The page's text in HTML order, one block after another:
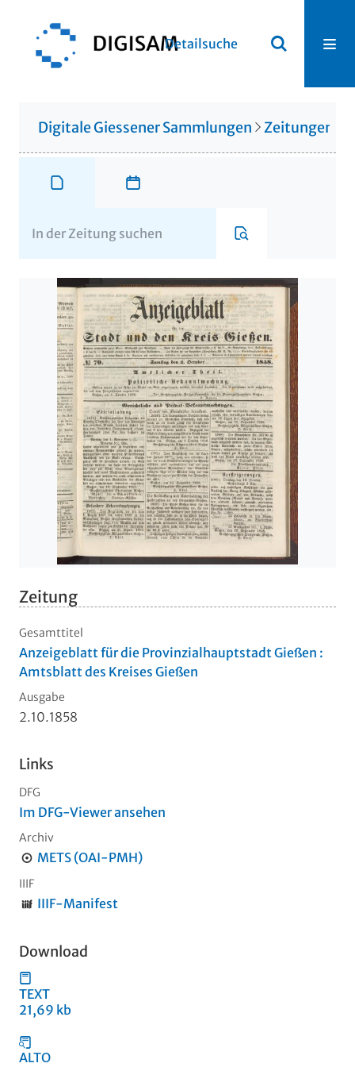
Detailsuche
Digitale Giessener Sammlungen Zeitungen
Zeitung
Gesamttitel
Anzeigeblatt für die Provinzialhauptstadt Gießen :
Amtsblatt des Kreises Gießen
Ausgabe
2.10.1858
Links
DFG
Im DFG-Viewer ansehen
Archiv
METS (OAI-PMH)
IIIF
IIIF-Manifest
Download
TEXT
21,69 kb
ALTO